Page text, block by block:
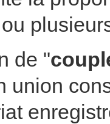
de "
union